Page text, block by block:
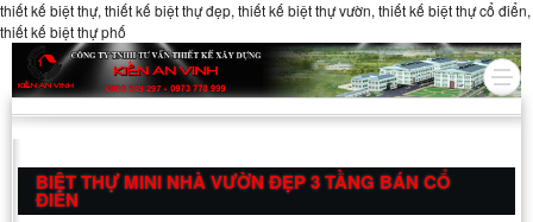
thiết kế biệt thự, thiết kế biệt thự đẹp, thiết kế biệt thự vườn, thiết kế biệt thự cổ điển,
thiết kế biệt thự phố
BIỆT THỰ MINI NHÀ VƯỜN ĐẸP 3 TẦNG BÁN CỔ
ĐIỂN